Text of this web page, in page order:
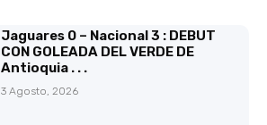
Jaguares 0 – Nacional 3 : DEBUT
CON GOLEADA DEL VERDE DE
Antioquia . . .
3 Agosto, 2026